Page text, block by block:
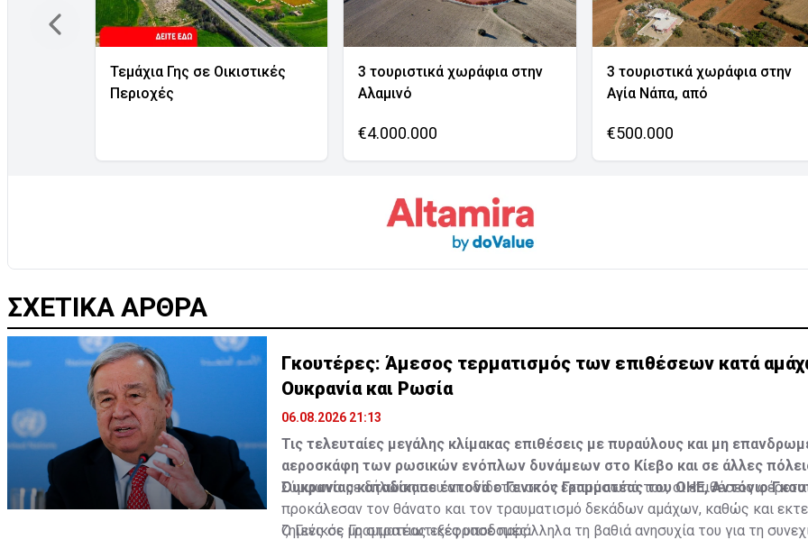
Τεμάχια Γης σε Οικιστικές
Περιοχές
3 τουριστικά χωράφια στην
Αλαμινό
€4.000.000
3 τουριστικά χωράφια στην
Αγία Νάπα, από
€500.000
ΣΧΕΤΙΚΑ ΑΡΘΡΑ
Γκουτέρες: Άμεσος τερματισμός των επιθέσεων κατά
Ουκρανία και Ρωσία
06.08.2026 21:13
Τις τελευταίες μεγάλης κλίμακας επιθέσεις με πυραύλους και μη
αεροσκάφη των ρωσικών ενόπλων δυνάμεων στο Κίεβο και σε άλλες
Ουκρανίας καταδίκασε έντονα ο Γενικός Γραμματέας του ΟΗΕ, Αντόνιο
Σύμφωνα με δήλωση που αποδίδεται στον εκπρόσωπό του, οι επιθέσεις
προκάλεσαν τον θάνατο και τον τραυματισμό δεκάδων αμάχων, καθώς και
ζημιές σε μη στρατιωτικές υποδομές.
Ο Γενικός Γραμματέας εξέφρασε παράλληλα τη βαθιά ανησυχία του για τη